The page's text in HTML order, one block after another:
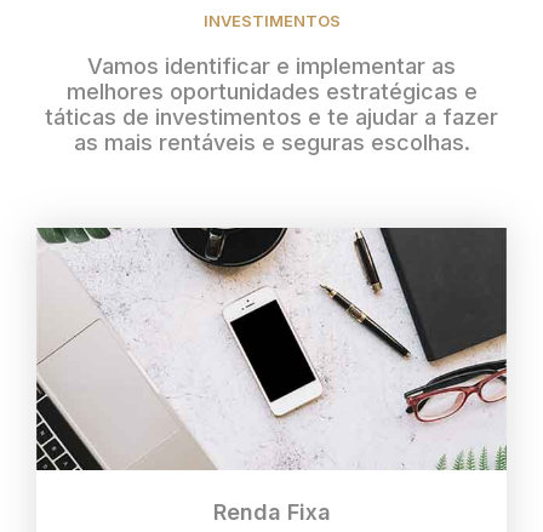
INVESTIMENTOS
Vamos identificar e implementar as
melhores oportunidades estratégicas e
táticas de investimentos e te ajudar a fazer
as mais rentáveis e seguras escolhas.
Renda Fixa